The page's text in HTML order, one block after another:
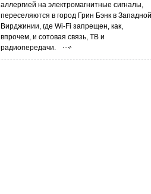
аллергией на электромагнитные сигналы,
переселяются в город Грин Бэнк в Западной
Вирджинии, где Wi-Fi запрещен, как,
впрочем, и сотовая связь, ТВ и
радиопередачи.